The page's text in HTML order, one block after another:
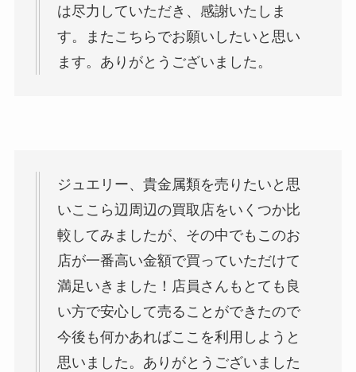
は尽力していただき、感謝いたしま
す。またこちらでお願いしたいと思い
ます。ありがとうございました。
ジュエリー、貴金属類を売りたいと思
いここら辺周辺の買取店をいくつか比
較してみましたが、その中でもこのお
店が一番高い金額で買っていただけて
満足いきました！店員さんもとても良
い方で安心して売ることができたので
今後も何かあればここを利用しようと
思いました。ありがとうございました